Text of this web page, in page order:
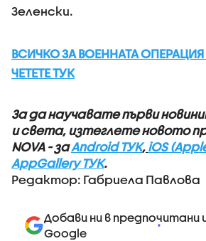
Зеленски.
ВСИЧКО ЗА ВОЕННАТА ОПЕРАЦИЯ
ЧЕТЕТЕ ТУК
За да научавате първи
и света, изтеглете новото
NOVA - заAndroid ТУК, iOS
AppGallery ТУК.
Редактор: Габриела Павлова
Добави ни в предпочитани
Google